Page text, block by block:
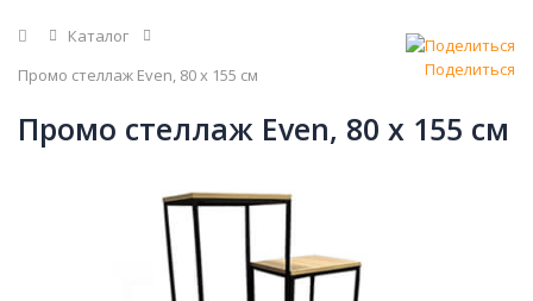
Главная
Каталог
Промо стеллаж Even, 80 х 155 см
Поделиться
Промо стеллаж Even, 80 х 155 см